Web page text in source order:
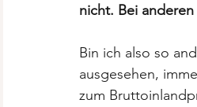
nicht. Bei
Bin ich also so
ausgesehen,
zum